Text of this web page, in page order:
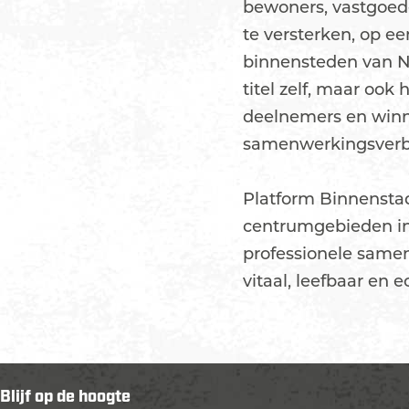
bewoners,
te versterken, op
binnensteden van
titel zelf, maar ook
deelnemers en
Platform
centrumgebieden
professionele
vitaal, leefbaar en
Blijf op de hoogte